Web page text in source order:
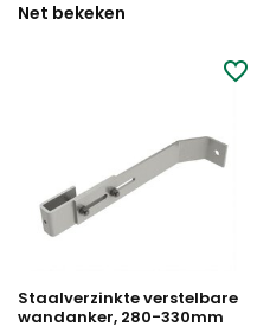
Net bekeken
Staalverzinkte verstelbare
wandanker, 280-330mm